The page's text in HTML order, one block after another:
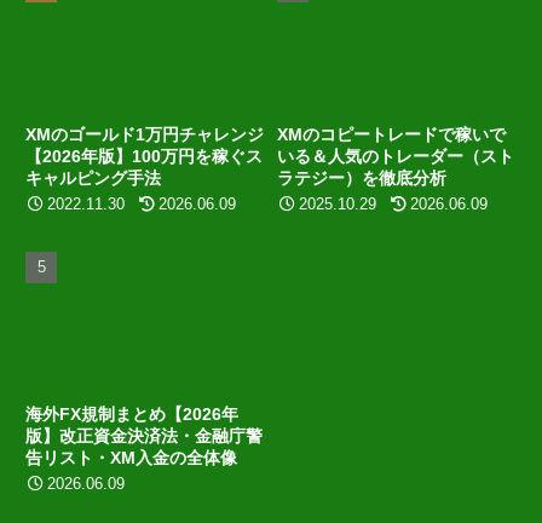
XMのゴールド1万円チャレンジ
【2026年版】100万円を稼ぐス
キャルピング手法
2022.11.30 2026.06.09
XMのコピートレードで稼いで
いる＆人気のトレーダー（スト
ラテジー）を徹底分析
2025.10.29 2026.06.09
海外FX規制まとめ【2026年
版】改正資金決済法・金融庁警
告リスト・XM入金の全体像
2026.06.09